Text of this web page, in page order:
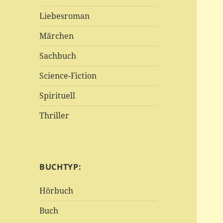
Liebesroman
Märchen
Sachbuch
Science-Fiction
Spirituell
Thriller
BUCHTYP:
Hörbuch
Buch